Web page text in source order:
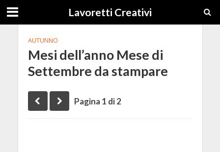
Lavoretti Creativi
AUTUNNO
Mesi dell’anno Mese di
Settembre da stampare
Pagina 1 di 2